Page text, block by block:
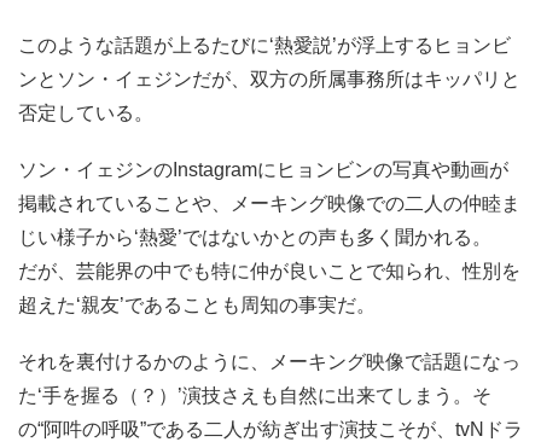
このような話題が上るたびに‘熱愛説’が浮上するヒョンビ
ンとソン・イェジンだが、双方の所属事務所はキッパリと
否定している。
ソン・イェジンのInstagramにヒョンビンの写真や動画が
掲載されていることや、メーキング映像での二人の仲睦ま
じい様子から‘熱愛’ではないかとの声も多く聞かれる。
だが、芸能界の中でも特に仲が良いことで知られ、性別を
超えた‘親友’であることも周知の事実だ。
それを裏付けるかのように、メーキング映像で話題になっ
た‘手を握る（？）’演技さえも自然に出来てしまう。そ
の“阿吽の呼吸”である二人が紡ぎ出す演技こそが、tvNドラ